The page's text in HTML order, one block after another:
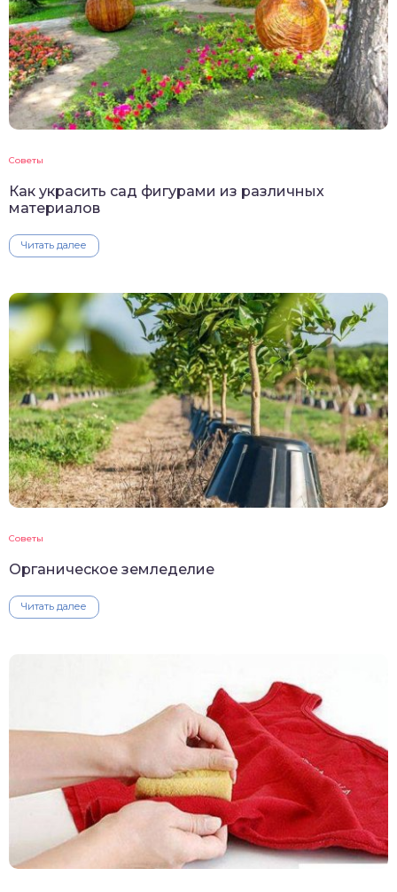
Советы
Как украсить сад фигурами из различных
материалов
Читать далее
Советы
Органическое земледелие
Читать далее